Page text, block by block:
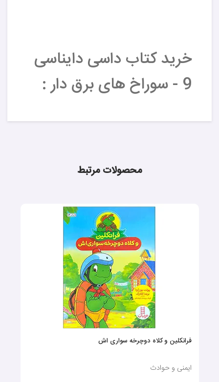
خرید کتاب داسی دایناسی
9 - سوراخ های برق دار :
محصولات مرتبط
فرانکلین و کلاه دوچرخه سواری اش
ایمنی و حوادث